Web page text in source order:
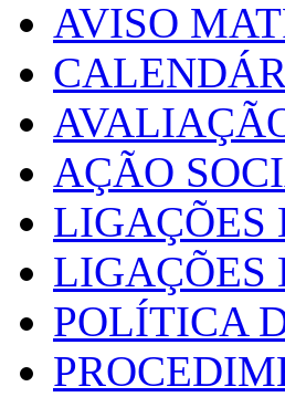
AVISO
AÇÃO
LIGAÇÕES
LIGAÇÕES
POLÍTICA